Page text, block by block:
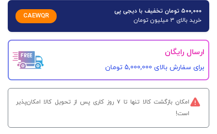
۵۰۰,۰۰۰ تومان تخفیف با دیجی پی
خرید بالای 3 میلیون تومان
CAEWQR
ارسال رایگان
برای سفارش‌ بالای 5,000,000 تومان
امکان بازگشت کالا تنها تا ۷ روز کاری پس از تحویل کالا امکان‌پذیر
است!